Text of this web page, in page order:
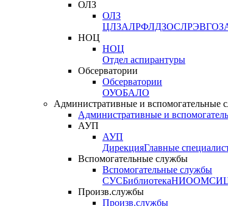
ОЛЗ
ОЛЗ
ЦЛЗАЛРФЛДЗОСЛРЭВ
НОЦ
НОЦ
Отдел аспирантуры
Обсерватории
Обсерватории
ОУОБАЛО
Административные и вспомогательные
Административные и
АУП
АУП
ДирекцияГлавные
Вспомогательные службы
Вспомогательные службы
СУСБиблиотекаНИООМС
Произв.службы
Произв.службы